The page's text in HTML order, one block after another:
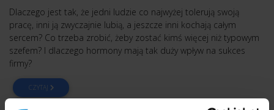
Dlaczego jest tak, że jedni ludzie co najwyżej tolerują swoją
pracę, inni ją zwyczajnie lubią, a jeszcze inni kochają całym
sercem? Co trzeba zrobić, żeby zostać kimś więcej niż typowym
szefem? I dlaczego hormony mają tak duży wpływ na sukces
firmy?
CZYTAJ